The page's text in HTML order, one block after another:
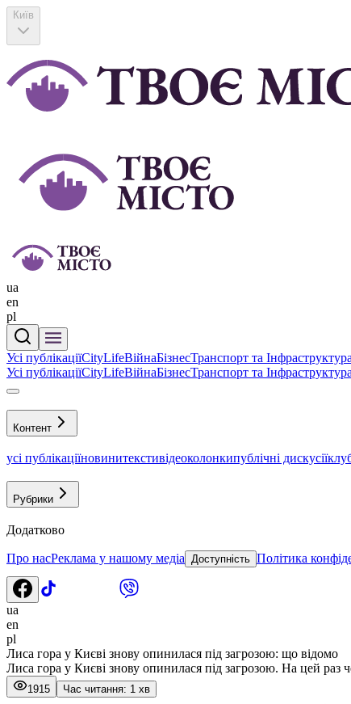
Київ
ua
en
pl
Усі публікаціїCityLifeВійнаБізнесТранспорт та Інфраструктура
Усі публікаціїCityLifeВійнаБізнесТранспорт та Інфраструктура
Контент
усі публікаціїновинитекстивідеоколонкипублічні дискусії
Рубрики
Додатково
Про насРеклама у нашому медіа Доступність Політика
ua
en
pl
Лиса гора у Києві знову опинилася під загрозою: що відомо
Лиса гора у Києві знову опинилася під загрозою. На цей раз
1915 Час читання: 1 хв